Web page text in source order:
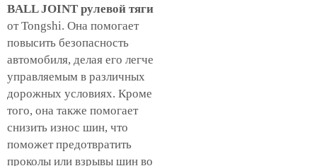
BALL JOINT рулевой тяги
от Tongshi. Она помогает
повысить безопасность
автомобиля, делая его легче
управляемым в различных
дорожных условиях. Кроме
того, она также помогает
снизить износ шин, что
поможет предотвратить
проколы или взрывы шин во